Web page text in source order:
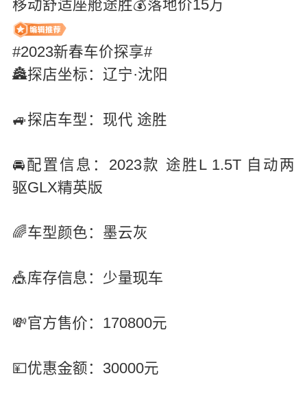
移动舒适座舱途胜💰落地价15万
#2023新春车价探享#
🏯探店坐标：辽宁·沈阳
🚙探店车型：现代 途胜
🚘配置信息：2023款 途胜L 1.5T 自动两
GLX英
🌈车型颜色：墨云灰
🎪库存息：少量
💸官方售：170800元
💴优惠额：30000元